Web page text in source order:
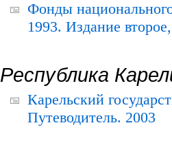
Фонды
1993. Издание
Республика
Карельский
Путеводитель. 2003